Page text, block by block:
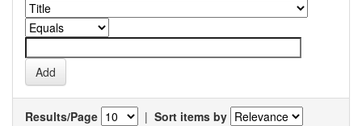
Results/Page | Sort items by